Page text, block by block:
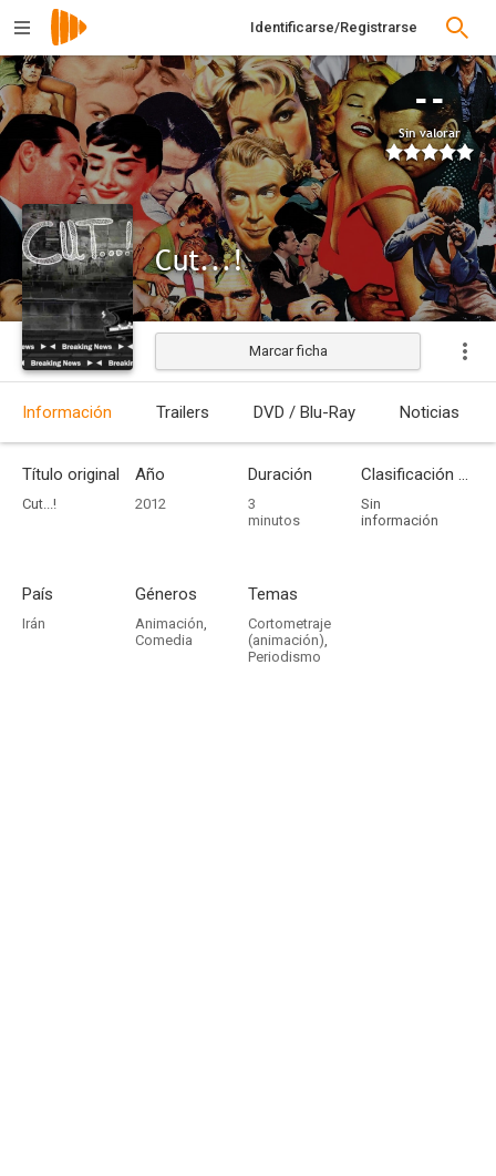
Identificarse/Registrarse
--
Sin valorar
Cut...!
Estrenada
Marcar ficha
Información Trailers DVD / Blu-Ray Noticias
Título original
Cut...!
Año
2012
Duración
3
minutos
Clasificación por edades
Sin
información
País
Irán
Géneros
Animación,
Comedia
Temas
Cortometraje
(animación),
Periodismo